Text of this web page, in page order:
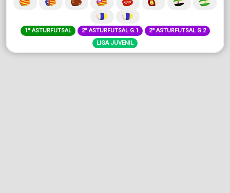
1ª ASTURFUTSAL 2ª ASTURFUTSAL G.1
2ª ASTURFUTSAL G.2
LIGA JUVENIL